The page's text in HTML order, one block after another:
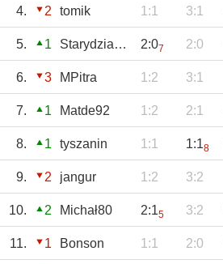
4. 2 tomik 1:1 3:1
5. 1 Starydziad58 2:07 2:0
6. 3 MPitra 1:2 3:1
7. 1 Matde92 1:2 2:1
8. 1 tyszanin 1:1 1:18
9. 2 jangur 1:2 3:2
10. 2 Michał80 2:15 3:2
11. 1 Bonson 1:1 2:0